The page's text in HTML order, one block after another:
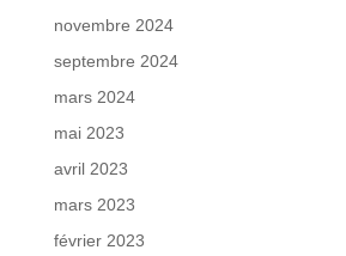
novembre 2024
septembre 2024
mars 2024
mai 2023
avril 2023
mars 2023
février 2023